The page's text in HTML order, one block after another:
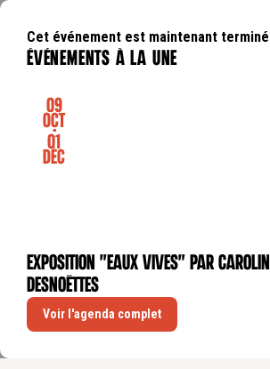
Cet événement est maintenant
événements à la une
EXPOSITION
09
Oct
-
01
Déc
Exposition "Eaux Vives" par
Desnoëttes
Voir l'agenda complet